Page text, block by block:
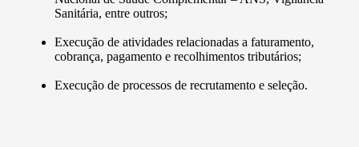
Sanitária, entre outros;
Execução de atividades relacionadas a faturamento,
cobrança, pagamento e recolhimentos tributários;
Execução de processos de recrutamento e seleção.